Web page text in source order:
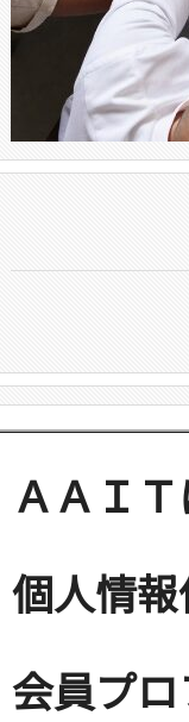
ＡＡＩ
個人情
会員プ